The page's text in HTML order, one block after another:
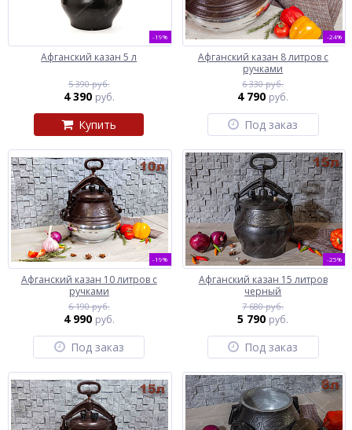
-19%
Афганский казан 5 л
5 390 руб.
4 390 руб.
Купить
-24%
Афганский казан 8 литров с
ручками
6 330 руб.
4 790 руб.
Под заказ
-19%
Афганский казан 10 литров с
ручками
6 190 руб.
4 990 руб.
Под заказ
-25%
Афганский казан 15 литров
черный
7 680 руб.
5 790 руб.
Под заказ